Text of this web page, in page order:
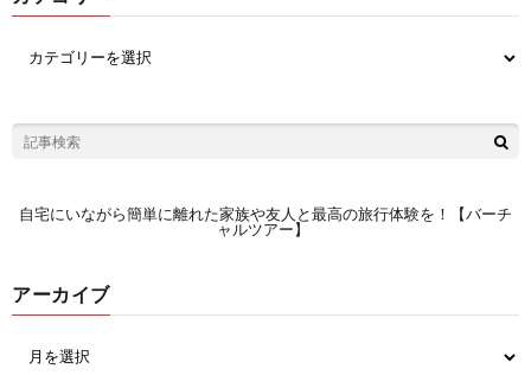
自宅にいながら簡単に離れた家族や友人と最高の旅行体験を！【バーチ
ャルツアー】
アーカイブ